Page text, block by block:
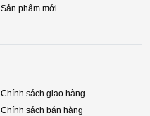
Sản phẩm mới
Chính sách giao hàng
Chính sách bán hàng